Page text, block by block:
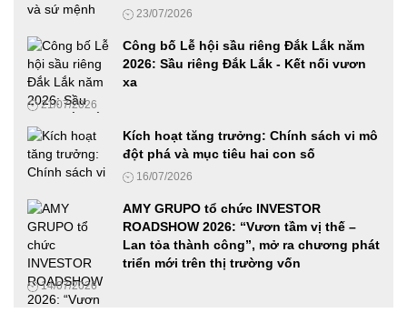
VIMEXPO 2026 và Vietnam AutoExpo 2026: Cầu nối hiệu
quả cho các doanh nghiệp trong ngành Ô tô, xe máy và
Công nghiệp hỗ trợ
12/06/2026
Ứng dụng công nghệ số, AI và mã hóa tài sản thực trong
phát triển doanh nghiệp Việt Nam
27/05/2026
Phát động cuộc thi Samsung solve for tomorrow 2026 tại khu
vực phía Nam, hoàn thành chuỗi roadshow ba miền
19/05/2026
23/07/2026
Công bố Lễ hội sầu riêng Đắk Lắk năm
2026: Sầu riêng Đắk Lắk - Kết nối vươn
xa
21/07/2026
Kích hoạt tăng trưởng: Chính sách vi mô
đột phá và mục tiêu hai con số
16/07/2026
AMY GRUPO tổ chức INVESTOR
ROADSHOW 2026: “Vươn tầm vị thế –
Lan tỏa thành công”, mở ra chương phát
triển mới trên thị trường vốn
14/07/2026